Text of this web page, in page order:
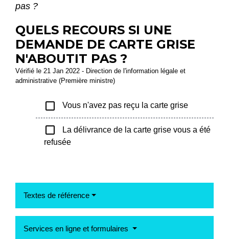
pas ?
QUELS RECOURS SI UNE
DEMANDE DE CARTE GRISE
N'ABOUTIT PAS ?
Vérifié le 21 Jan 2022 - Direction de l'information légale et
administrative (Première ministre)
check_box_outline_blank Vous n'avez pas reçu la carte grise
check_box_outline_blank
La délivrance de la carte grise vous a été
refusée
Textes de référence
Services en ligne et formulaires